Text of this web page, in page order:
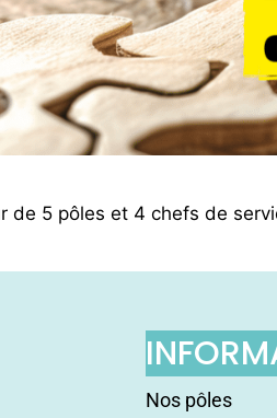
de 5 pôles et 4 chefs de
Nos pôles